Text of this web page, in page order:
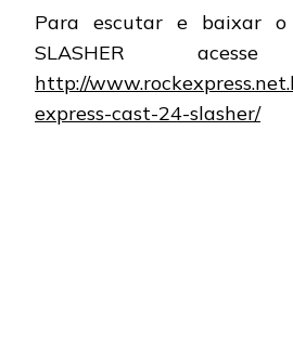
Para escutar e baixar
SLASHER
http://
express-cast-24-slasher/